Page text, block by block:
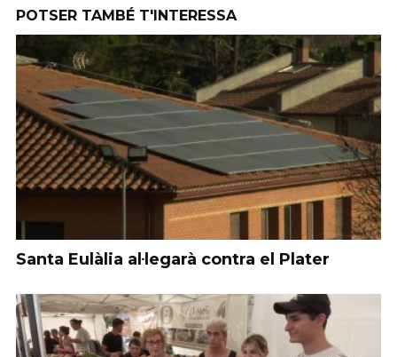
POTSER TAMBÉ T'INTERESSA
Santa Eulàlia al·legarà contra el Plater